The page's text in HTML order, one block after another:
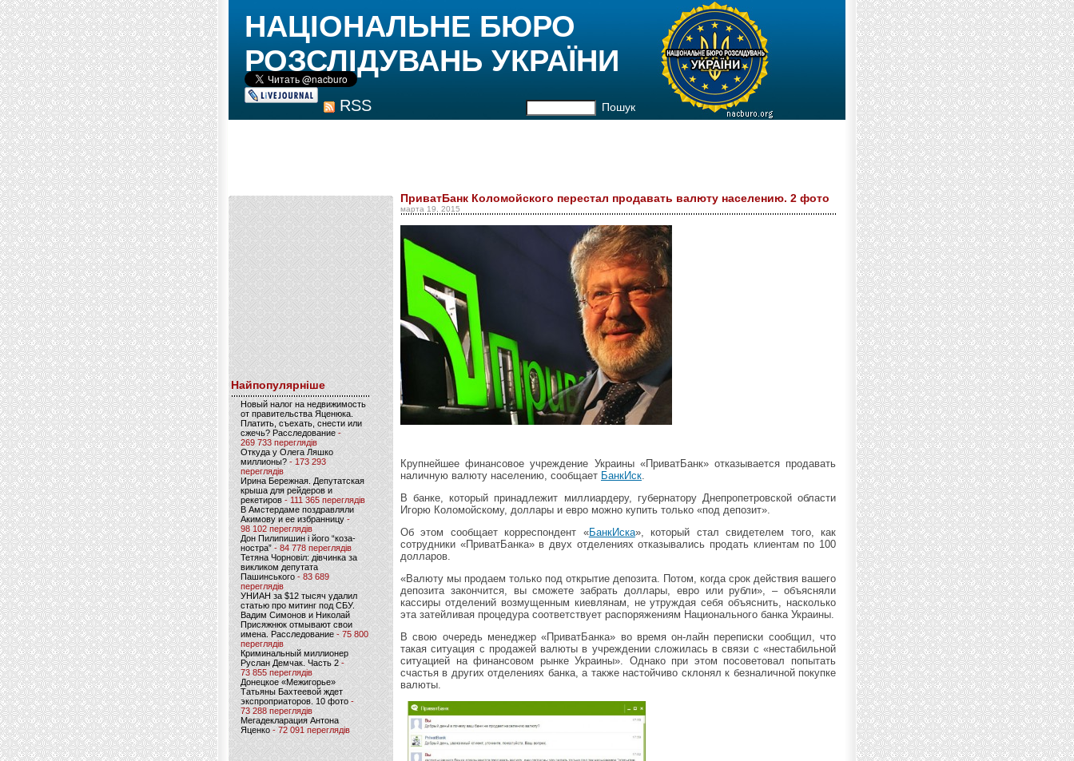
RSS Пошук
НАЦІОНАЛЬНЕ БЮРО
РОЗСЛІДУВАНЬ УКРАЇНИ
Найпопулярніше
Новый налог на недвижимость
от правительства Яценюка.
Платить, съехать, снести или
сжечь? Расследование-
269 733 переглядів
Откуда у Олега Ляшко
миллионы? - 173 293
переглядів
Ирина Бережная. Депутатская
крыша для рейдеров и
рекетиров - 111 365 переглядів
В Амстердаме поздравляли
Акимову и ее избранницу -
98 102 переглядів
Дон Пилипишин і його “коза-
ностра” - 84 778 переглядів
Тетяна Чорновіл: дівчинка за
викликом депутата
Пашинського- 83 689
переглядів
УНИАН за $12 тысяч удалил
статью про митинг под СБУ.
Вадим Симонов и Николай
Присяжнюк отмывают свои
имена. Расследование - 75 800
переглядів
Криминальный миллионер
Руслан Демчак. Часть 2-
73 855 переглядів
Донецкое «Межигорье»
Татьяны Бахтеевой ждет
экспроприаторов. 10 фото -
73 288 переглядів
Мегадекларация Антона
Яценко - 72 091 переглядів
ПриватБанк Коломойского перестал продавать валюту населению. 2 фото
марта 19, 2015
Крупнейшее финансовое учреждение Украины «ПриватБанк» отказывается продавать
наличную валюту населению, сообщает БанкИск.
В банке, который принадлежит миллиардеру, губернатору Днепропетровской области
Игорю Коломойскому, доллары и евро можно купить только «под депозит».
Об этом сообщает корреспондент «БанкИска», который стал свидетелем того, как
сотрудники «ПриватБанка» в двух отделениях отказывались продать клиентам по 100
долларов.
«Валюту мы продаем только под открытие депозита. Потом, когда срок действия вашего
депозита закончится, вы сможете забрать доллары, евро или рубли», – объясняли
кассиры отделений возмущенным киевлянам, не утруждая себя объяснить, насколько
эта затейливая процедура соответствует распоряжениям Национального банка Украины.
В свою очередь менеджер «ПриватБанка» во время он-лайн переписки сообщил, что
такая ситуация с продажей валюты в учреждении сложилась в связи с «нестабильной
ситуацией на финансовом рынке Украины». Однако при этом посоветовал попытать
счастья в других отделениях банка, а также настойчиво склонял к безналичной покупке
валюты.